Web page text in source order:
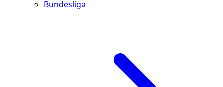
Bundesliga